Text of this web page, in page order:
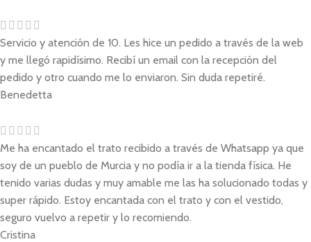
Servicio y atención de 10. Les hice un pedido a través de la web
y me llegó rapidísimo. Recibí un email con la recepción del
pedido y otro cuando me lo enviaron. Sin duda repetiré.
Benedetta
Me ha encantado el trato recibido a través de Whatsapp ya que
soy de un pueblo de Murcia y no podía ir a la tienda física. He
tenido varias dudas y muy amable me las ha solucionado todas y
super rápido. Estoy encantada con el trato y con el vestido,
seguro vuelvo a repetir y lo recomiendo.
Cristina